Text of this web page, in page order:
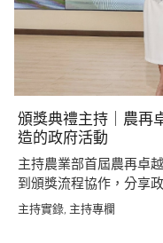
頒獎典禮主持｜農再
造的政府活動
主持農業部首屆農再卓
到頒獎流程協作，分享
主持實錄, 主持專欄